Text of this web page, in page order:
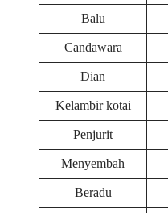
Balu
Candawara
Dian
Kelambir kotai
Penjurit
Menyembah
Beradu